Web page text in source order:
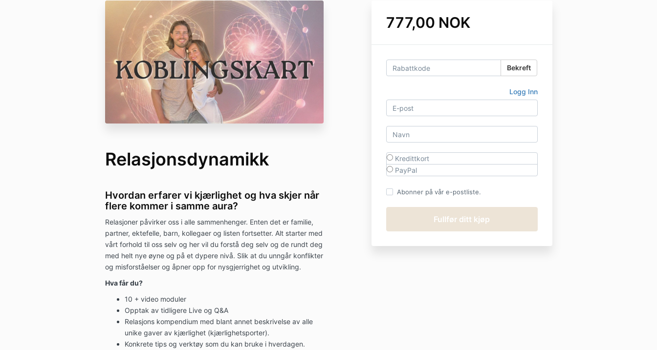
Relasjonsdynamikk
Hvordan erfarer vi kjærlighet og hva skjer når
flere kommer i samme aura?
Relasjoner påvirker oss i alle sammenhenger. Enten det er familie,
partner, ektefelle, barn, kollegaer og listen fortsetter. Alt starter med
vårt forhold til oss selv og her vil du forstå deg selv og de rundt deg
med helt nye øyne og på et dypere nivå. Slik at du unngår konflikter
og misforståelser og åpner opp for nysgjerrighet og utvikling.
Hva får du?
10 + video moduler
Opptak av tidligere Live og Q&A
Relasjons kompendium med blant annet beskrivelse av alle
unike gaver av kjærlighet (kjærlighetsporter).
Konkrete tips og verktøy som du kan bruke i hverdagen.
777,00 NOK
Bekreft
Logg Inn
Kredittkort
PayPal
Abonner på vår e-postliste.